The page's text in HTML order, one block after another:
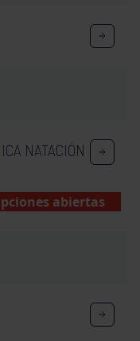
NATACIÓN
abiertas